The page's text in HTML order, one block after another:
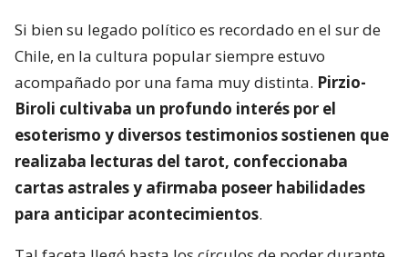
Si bien su legado político es recordado en el sur de
Chile, en la cultura popular siempre estuvo
acompañado por una fama muy distinta. Pirzio-
Biroli cultivaba un profundo interés por el
esoterismo y diversos testimonios sostienen que
realizaba lecturas del tarot, confeccionaba
cartas astrales y afirmaba poseer habilidades
para anticipar acontecimientos.